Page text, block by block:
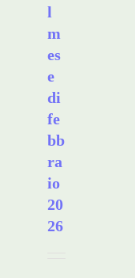
l
m
es
e
di
fe
bb
ra
io
20
26